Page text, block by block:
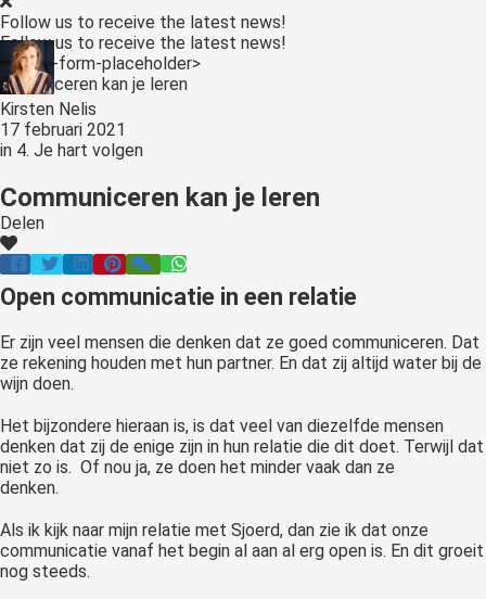
Follow us to receive the latest news!
Follow us to receive the latest news!
<:optin-form-placeholder>
Kirsten Nelis
17 februari 2021
in 4. Je hart volgen
Communiceren kan je leren
Delen
Open communicatie in een relatie
Er zijn veel mensen die denken dat ze goed communiceren. Dat
ze rekening houden met hun partner. En dat zij altijd water bij de
wijn doen.
Het bijzondere hieraan is, is dat veel van diezelfde mensen
denken dat zij de enige zijn in hun relatie die dit doet. Terwijl dat
niet zo is. Of nou ja, ze doen het minder vaak dan ze
denken.
Als ik kijk naar mijn relatie met Sjoerd, dan zie ik dat onze
communicatie vanaf het begin al aan al erg open is. En dit groeit
nog steeds.
deze
kan de
niet
worden
om
te
van
op
te
de
Hierdoor